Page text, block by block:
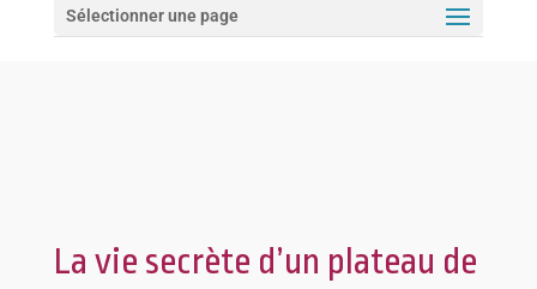
Sélectionner une page
La vie secrète d’un plateau de